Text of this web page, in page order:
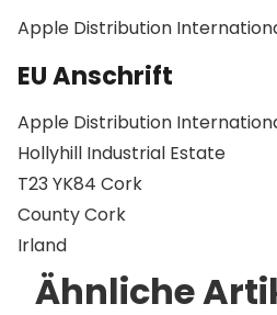
Apple Distribution
EU Anschrift
Apple Distribution
Hollyhill Industrial Estate
T23 YK84 Cork
County Cork
Irland
Ähnliche